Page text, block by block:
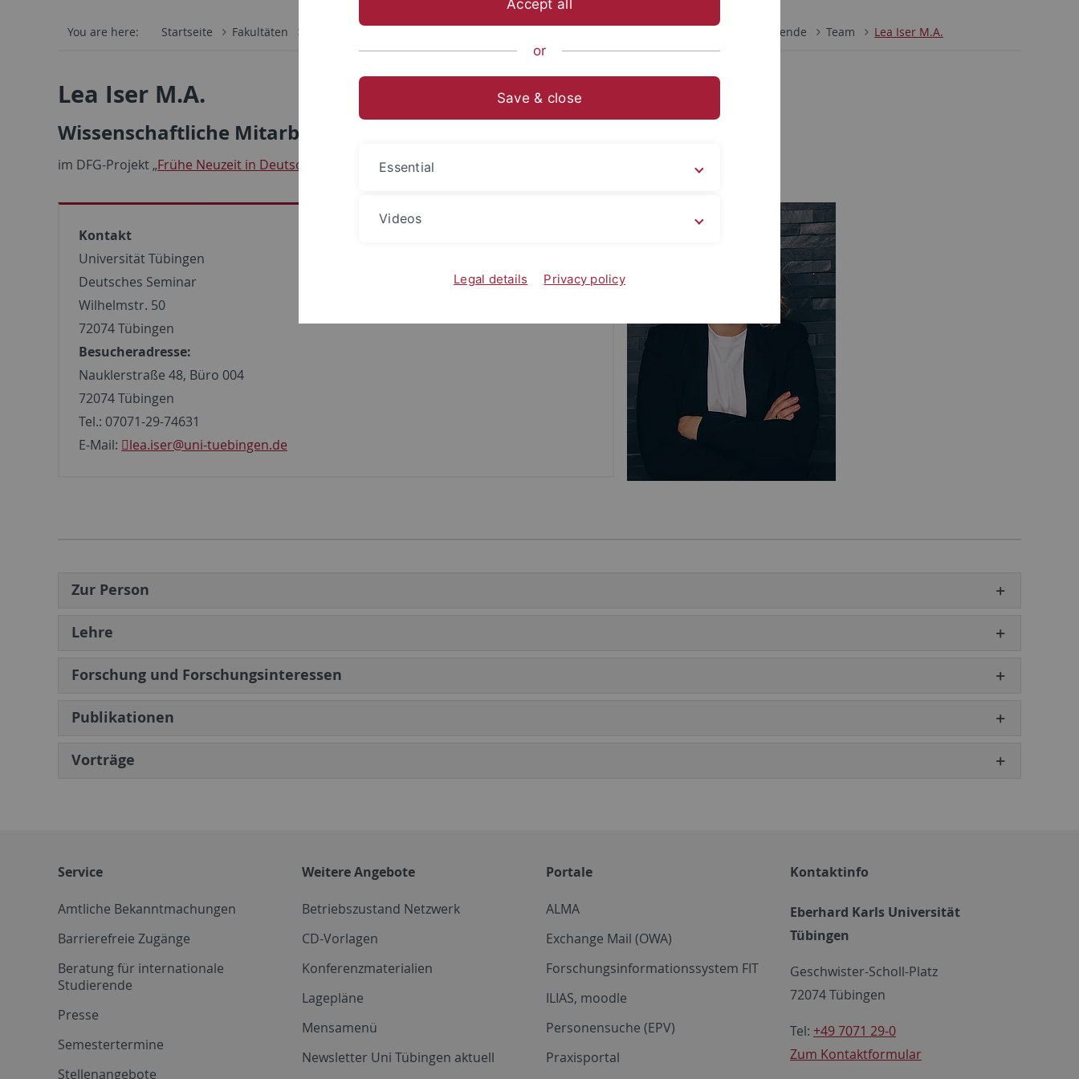
You are here: Startseite Fakultäten Mitarbeitende Team Lea Iser M.A.
Lea Iser M.A.
Wissenschaftliche Mitarbeiterin
im DFG-Projekt „Frühe Neuzeit in Deutschland 1620–1720“
Kontakt
Universität Tübingen
Deutsches Seminar
Wilhelmstr. 50
72074 Tübingen
Besucheradresse:
Nauklerstraße 48, Büro 004
72074 Tübingen
Tel.: 07071-29-74631
E-Mail:
lea.iser@uni-tuebingen.de
Zur Person
Lehre
Forschung und Forschungsinteressen
Publikationen
Vorträge
Service
Amtliche Bekanntmachungen
Barrierefreie Zugänge
Beratung für internationale
Studierende
Presse
Semestertermine
Stellenangebote
Weitere Angebote
Betriebszustand Netzwerk
CD-Vorlagen
Konferenzmaterialien
Lagepläne
Mensamenü
Newsletter Uni Tübingen aktuell
Portale
ALMA
Exchange Mail (OWA)
Forschungsinformationssystem FIT
ILIAS, moodle
Personensuche (EPV)
Praxisportal
Kontaktinfo
Eberhard Karls Universität
Tübingen
Geschwister-Scholl-Platz
72074 Tübingen
Tel: +49 7071 29-0
Zum Kontaktformular
Accept all
or
Save & close
Essential
Videos
Legal details Privacy policy